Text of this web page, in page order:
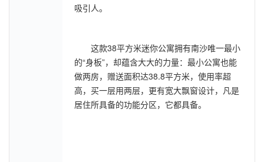
吸引人。
这款38平方米迷你公寓拥有南沙唯一最小
的“身板”，却蕴含大大的力量：最小公寓也能
做两房，赠送面积达38.8平方米，使用率超
高，买一层用两层，更有宽大飘窗设计，凡是
居住所具备的功能分区，它都具备。